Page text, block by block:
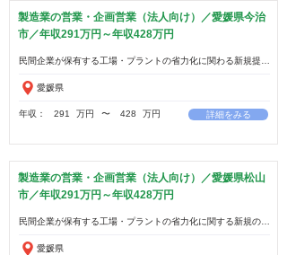
製造業の営業・企画営業（法人向け）／愛媛県今治
市／年収291万円～年収428万円
愛媛県
年収： 291 万円 ​〜 428 万円 詳細をみる
製造業の営業・企画営業（法人向け）／愛媛県松山
市／年収291万円～年収428万円
愛媛県